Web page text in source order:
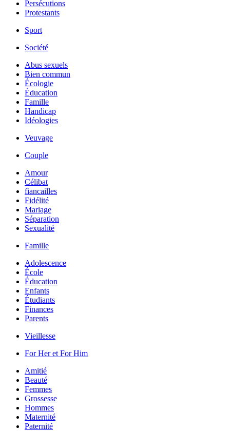
Persécutions
Protestants
Sport
Société
Abus sexuels
Bien commun
Écologie
Éducation
Famille
Handicap
Idéologies
Veuvage
Couple
Amour
Célibat
fiancailles
Fidélité
Mariage
Séparation
Sexualité
Famille
Adolescence
École
Éducation
Enfants
Étudiants
Finances
Parents
Vieillesse
For Her et For Him
Amitié
Beauté
Femmes
Grossesse
Hommes
Maternité
Paternité